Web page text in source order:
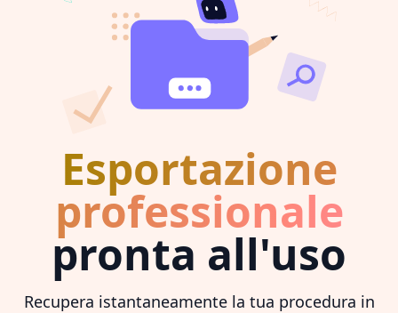
Esportazione
professionale
pronta all'uso
Recupera istantaneamente la tua procedura in